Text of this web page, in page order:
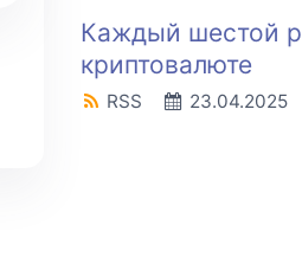
Каждый шестой
криптовалюте
RSS 23.04.2025